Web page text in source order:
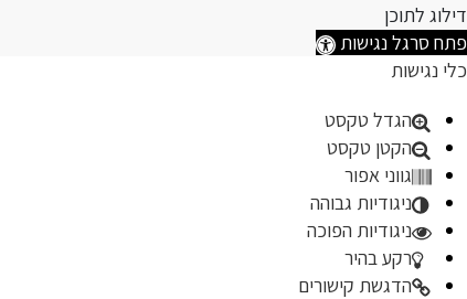
דילוג לתוכן
פתח סרגל נגישות
כלי נגישות
הגדל טקסט
הקטן טקסט
גווני אפור
ניגודיות גבוהה
ניגודיות הפוכה
רקע בהיר
הדגשת קישורים